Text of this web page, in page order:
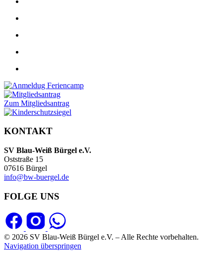
Zum Mitgliedsantrag
KONTAKT
SV Blau-Weiß Bürgel e.V.
Oststraße 15
07616 Bürgel
info@bw-buergel.de
FOLGE UNS
© 2026 SV Blau-Weiß Bürgel e.V. – Alle Rechte vorbehalten.
Navigation überspringen